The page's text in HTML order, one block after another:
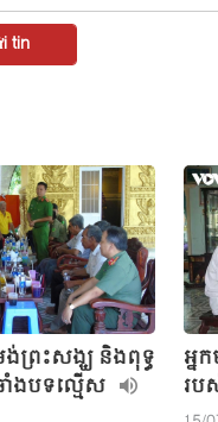
ព្រះសង្ឃ និងពុទ្ធ
ងបទល្មើស
អ្ន
រ